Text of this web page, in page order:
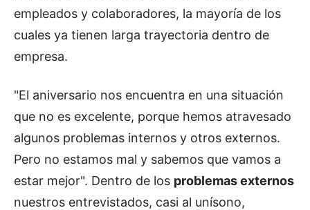
empleados y colaboradores, la mayoría de los
cuales ya tienen larga trayectoria dentro de
empresa.
"El aniversario nos encuentra en una situación
que no es excelente, porque hemos atravesado
algunos problemas internos y otros externos.
Pero no estamos mal y sabemos que vamos a
estar mejor". Dentro de los problemas externos
nuestros entrevistados, casi al unísono,